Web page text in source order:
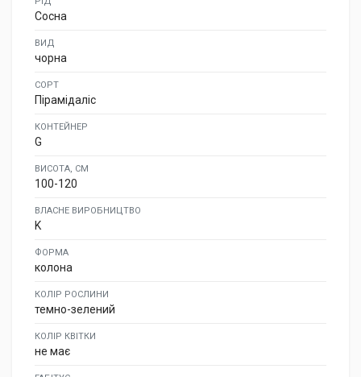
Сосна
ВИД
чорна
СОРТ
Пірамідаліс
КОНТЕЙНЕР
G
ВИСОТА, СМ
100-120
ВЛАСНЕ ВИРОБНИЦТВО
K
ФОРМА
колона
КОЛІР РОСЛИНИ
темно-зелений
КОЛІР КВІТКИ
не має